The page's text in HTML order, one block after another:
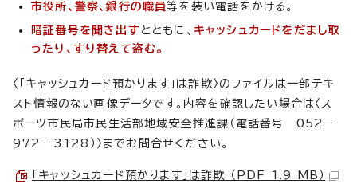
市役所、警察、銀行の職員等を装い電話をかける。
暗証番号を聞き出す とともに、 キャッシュカードをだまし取
ったり、すり替えて盗む。
〈「キャッシュカード預かります」は詐欺〉のファイルは一部テキ
スト情報のない画像データです。内容を確認したい場合は〈ス
ポーツ市民局市民生活部地域安全推進課（電話番号 052－
972－3128）〉までお問合せください。
「キャッシュカード預かります」は詐欺 （PDF 1.9 MB）